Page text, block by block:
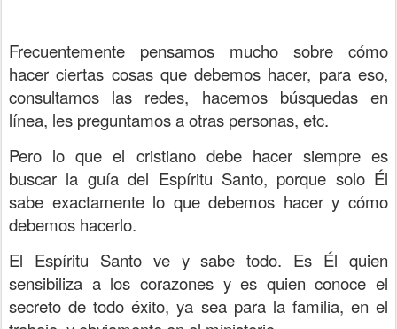
Frecuentemente pensamos mucho sobre cómo
hacer ciertas cosas que debemos hacer, para eso,
consultamos las redes, hacemos búsquedas en
línea, les preguntamos a otras personas, etc.
Pero lo que el cristiano debe hacer siempre es
buscar la guía del Espíritu Santo, porque solo Él
sabe exactamente lo que debemos hacer y cómo
debemos hacerlo.
El Espíritu Santo ve y sabe todo. Es Él quien
sensibiliza a los corazones y es quien conoce el
secreto de todo éxito, ya sea para la familia, en el